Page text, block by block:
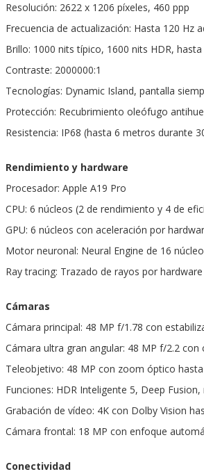
Resolución: 2622 x 1206 píxeles, 460 ppp
Frecuencia de actualización: Hasta 120 Hz
Brillo: 1000 nits típico, 1600 nits HDR,
Contraste: 2000000:1
Tecnologías: Dynamic Island, pantalla
Protección: Recubrimiento oleófugo
Resistencia: IP68 (hasta 6 metros durante
Rendimiento y hardware
Procesador: Apple A19 Pro
CPU: 6 núcleos (2 de rendimiento y 4 de
GPU: 6 núcleos con aceleración por
Motor neuronal: Neural Engine de 16
Ray tracing: Trazado de rayos por hardware
Cámaras
Cámara principal: 48 MP f/1.78 con
Cámara ultra gran angular: 48 MP f/2.2 con
Teleobjetivo: 48 MP con zoom óptico
Funciones: HDR Inteligente 5, Deep
Grabación de vídeo: 4K con Dolby Vision
Cámara frontal: 18 MP con enfoque
Conectividad